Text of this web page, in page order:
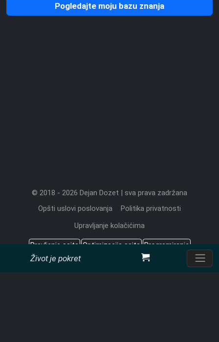
Život je pokret
Pogledajte moju bazu znanja
© 2018 - 2026 Dejan Dozet | sva prava zadržana
Opšti uslovi poslovanja
Politika privatnosti
Upravljanje kolačićima
Pravljenje sajta Optimizacija sajta Programiranje
Sadržaj koji znači
Pretraživači CMS